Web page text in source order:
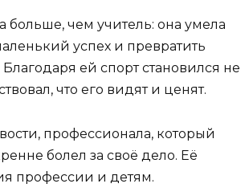
больше, чем учитель: она умела
успех и превратить
ей спорт становился не
что его видят и ценят.
профессионала, который
болел за своё дело. Её
профессии и детям.